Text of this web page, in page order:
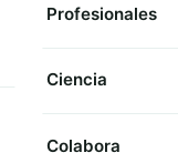
Profesionales
Ciencia
Colabora